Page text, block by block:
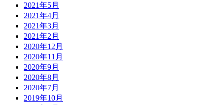
2021年5月
2021年4月
2021年3月
2021年2月
2020年12月
2020年11月
2020年9月
2020年8月
2020年7月
2019年10月